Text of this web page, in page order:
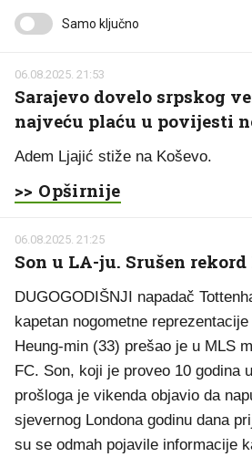
Samo ključno
06.08.2025. 21:53
Sarajevo dovelo srpskog
najveću plaću u povijesti
Adem Ljajić stiže na Koševo.
>> Opširnije
06.08.2025. 21:25
Son u LA-ju. Srušen rekord
DUGOGODIŠNJI napadač
kapetan nogometne
Heung-min (33) prešao je u MLS
FC. Son, koji je proveo 10 godina
prošloga je vikenda objavio da
sjevernog Londona godinu dana
su se odmah pojavile informacije